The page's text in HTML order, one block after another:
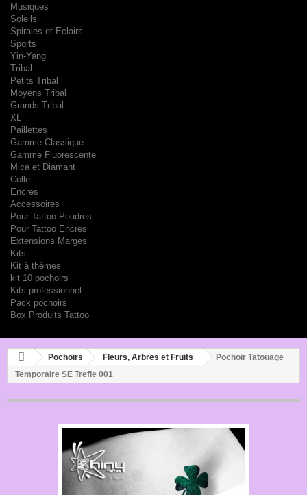
Musiques
Soleils
Spirales et Eclairs
Sports
Yin-Yang
Tribal
Petits Tribal
Moyens Tribal
Grands Tribal
XL
Paillettes
Gamme Classique
Gamme Fluorescente
Mica et Diamant
Colle
Encres
Accessoires
Pour Tattoo Poudres
Pour Tattoo Encres
Extensions Marges
Kits
Kit à thèmes
kit 10 pochoirs
Kits professionnel
Pack pochoirs
Box Produits Tattoo
Pochoirs Fleurs, Arbres et Fruits
Pochoir Tatouage
Temporaire SE Trefle 001